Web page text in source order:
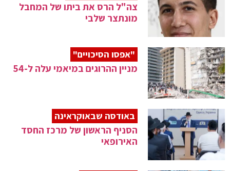
צה"ל הרס את ביתו של המחבל
מונתצר שלבי
"אפסו הסיכויים"
מניין ההרוגים במיאמי עלה ל-54
באודסה שבאוקראינה
הסניף הראשון של מרכז החסד
האירופאי